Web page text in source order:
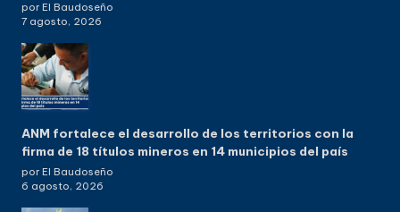
por El Baudoseño
7 agosto, 2026
ANM fortalece el desarrollo de los territorios con la
firma de 18 títulos mineros en 14 municipios del país
por El Baudoseño
6 agosto, 2026